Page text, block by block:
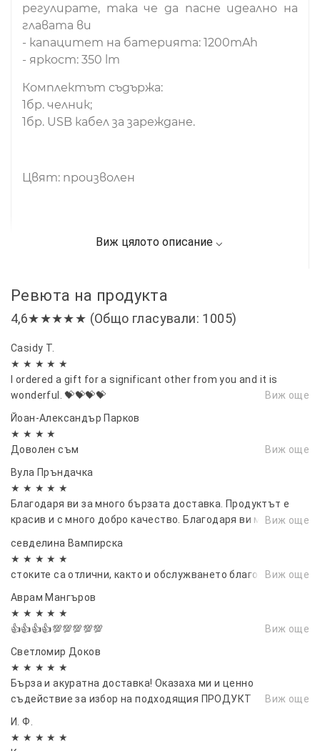
регулирате, така че да пасне идеално на
главата ви
- капацитет на батерията: 1200mAh
- яркост: 350 lm
Комплектът съдържа:
1бр. челник;
1бр. USB кабел за зареждане.
Цвят: произволен
Ревюта на продукта
4,6★★★★★ (Общо гласували: 1005)
Casidy T.
★ ★ ★ ★ ★
I ordered a gift for a significant other from you and it is
wonderful. 💝💝💝💝
Виж още
Йоан-Александър Парков
★ ★ ★ ★
Доволен съм
Виж още
Вула Пръндачка
★ ★ ★ ★ ★
Благодаря ви за много бързата доставка. Продуктът е
красив и с много добро качество. Благодаря ви много и ви
Виж още
севделина Вампирска
★ ★ ★ ★ ★
стоките са отлични, както и обслужването благодаря❤
Виж още
Аврам Мангъров
★ ★ ★ ★ ★
👍👍👍👍💯💯💯💯💯
Виж още
Светломир Доков
★ ★ ★ ★ ★
Бърза и акуратна доставка! Оказаха ми и ценно
съдействие за избор на подходящия ПРОДУКТ
Виж още
И. Ф.
★ ★ ★ ★ ★